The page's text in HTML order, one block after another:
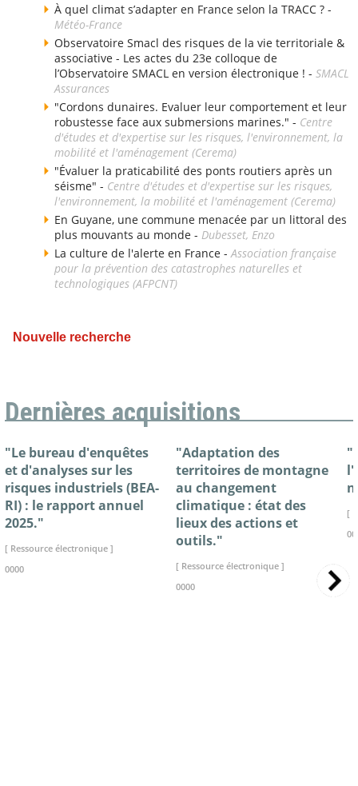
À quel climat s’adapter en France selon la TRACC ? -
Météo-France
Observatoire Smacl des risques de la vie territoriale &
associative - Les actes du 23e colloque de
l’Observatoire SMACL en version électronique ! - SMACL
Assurances
"Cordons dunaires. Evaluer leur comportement et leur
robustesse face aux submersions marines." - Centre
d'études et d'expertise sur les risques, l'environnement, la
mobilité et l'aménagement (Cerema)
"Évaluer la praticabilité des ponts routiers après un
séisme" - Centre d'études et d'expertise sur les risques,
l'environnement, la mobilité et l'aménagement (Cerema)
En Guyane, une commune menacée par un littoral des
plus mouvants au monde - Dubesset, Enzo
La culture de l'alerte en France -Association française
pour la prévention des catastrophes naturelles et
technologiques (AFPCNT)
Nouvelle recherche
Dernières acquisitions
"Le bureau d'enquêtes
et d'analyses sur les
risques industriels (BEA-
RI) : le rapport annuel
2025."
[ Ressource électronique ]
0000
"Adaptation des
territoires de montagne
au changement
climatique : état des
lieux des actions et
outils."
[ Ressource électronique ]
0000
[